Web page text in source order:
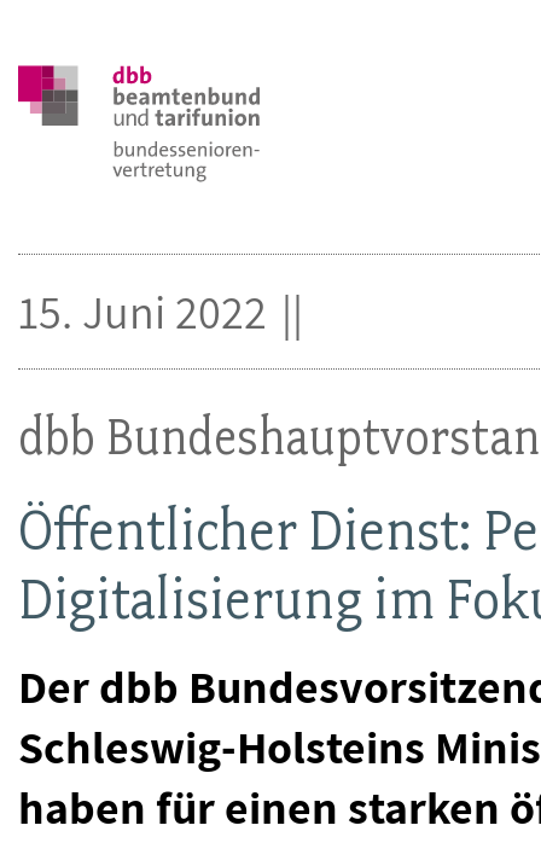
dbb
Öffentlicher Dienst:
Digitalisierung im
Der dbb
Schleswig-Holsteins
haben für einen starken
15. Juni 2022